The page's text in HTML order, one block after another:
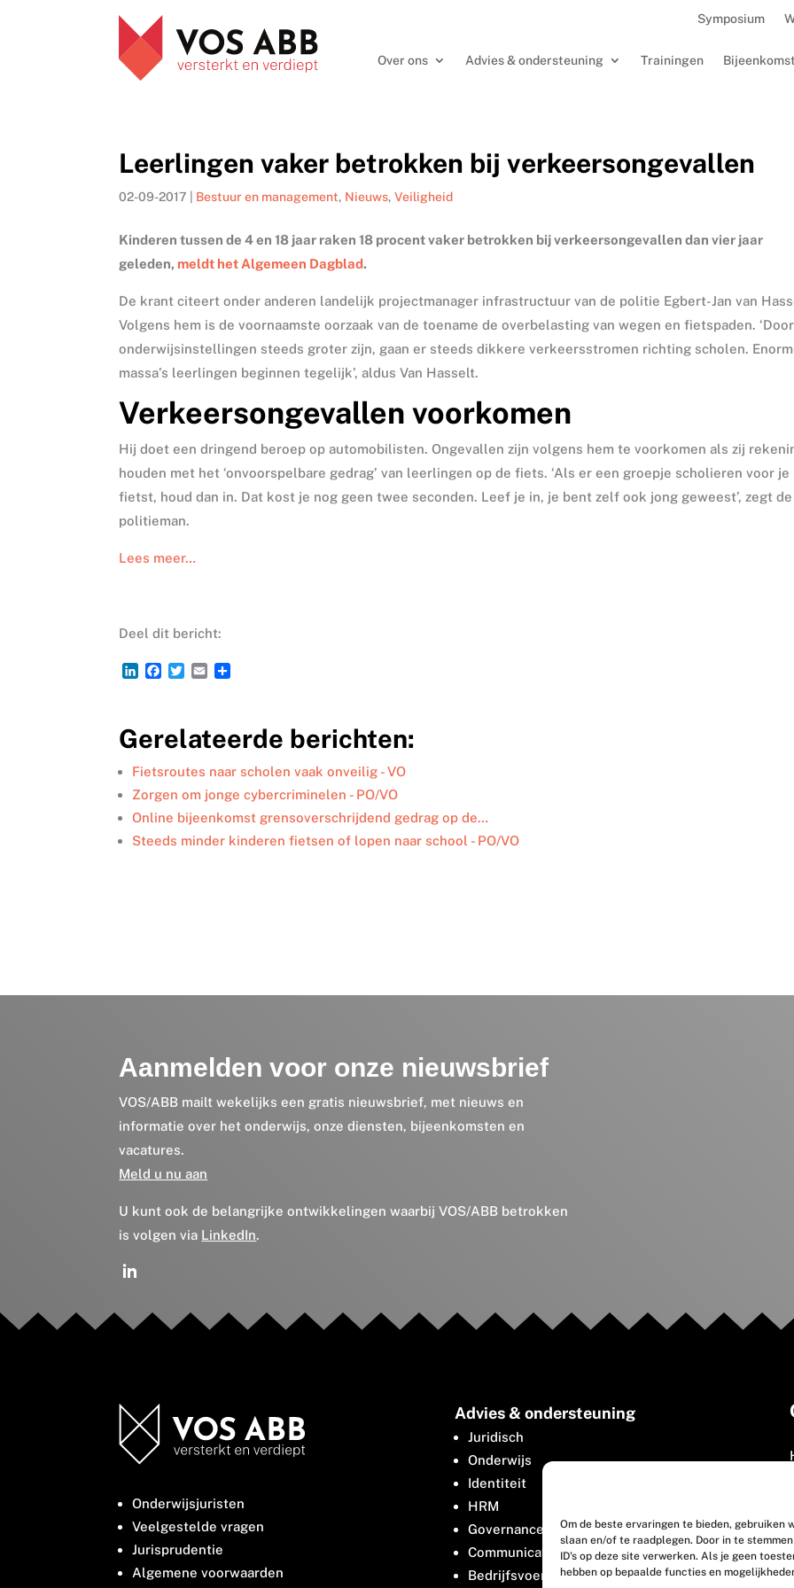
Om de beste ervaringen te bieden,
slaan en/of te raadplegen. Door in te
ID's op deze site verwerken. Als je geen
hebben op bepaalde functies en
Symposium
Over ons Advies & ondersteuning Trainingen
Leerlingen vaker betrokken bij verkeersongevallen
02-09-2017 Bestuur en management, Nieuws,Veiligheid
Kinderen tussen de 4 en 18 jaar raken 18 procent vaker betrokken bij verkeersongevallen dan vier jaar
geleden, meldt het Algemeen Dagblad.
De krant citeert onder anderen landelijk projectmanager infrastructuur van de politie Egbert-Jan van
Volgens hem is de voornaamste oorzaak van de toename de overbelasting van wegen en fietspaden.
onderwijsinstellingen steeds groter zijn, gaan er steeds dikkere verkeersstromen richting scholen.
massa’s leerlingen beginnen tegelijk’, aldus Van Hasselt.
Verkeersongevallen voorkomen
Hij doet een dringend beroep op automobilisten. Ongevallen zijn volgens hem te voorkomen als zij
houden met het ‘onvoorspelbare gedrag’ van leerlingen op de fiets. ‘Als er een groepje scholieren voor je
fietst, houd dan in. Dat kost je nog geen twee seconden. Leef je in, je bent zelf ook jong geweest’, zegt de
politieman.
Lees meer…
Deel dit bericht:
L
e
d
I
n
F
b
o
o
k
T
t
e
r
E
l
n
Gerelateerde berichten:
Fietsroutes naar scholen vaak onveilig - VO
Zorgen om jonge cybercriminelen - PO/VO
Online bijeenkomst grensoverschrijdend gedrag op de…
Steeds minder kinderen fietsen of lopen naar school - PO/VO
Aanmelden voor onze nieuwsbrief
VOS/ABB mailt wekelijks een gratis nieuwsbrief, met nieuws en
informatie over het onderwijs, onze diensten, bijeenkomsten en
vacatures.
Meld u nu aan
U kunt ook de belangrijke ontwikkelingen waarbij VOS/ABB betrokken
is volgen via LinkedIn.
Onderwijsjuristen
Veelgestelde vragen
Jurisprudentie
Algemene voorwaarden
Advies & ondersteuning
Juridisch
Onderwijs
Identiteit
HRM
Governance
Communicatie
Bedrijfsvoering